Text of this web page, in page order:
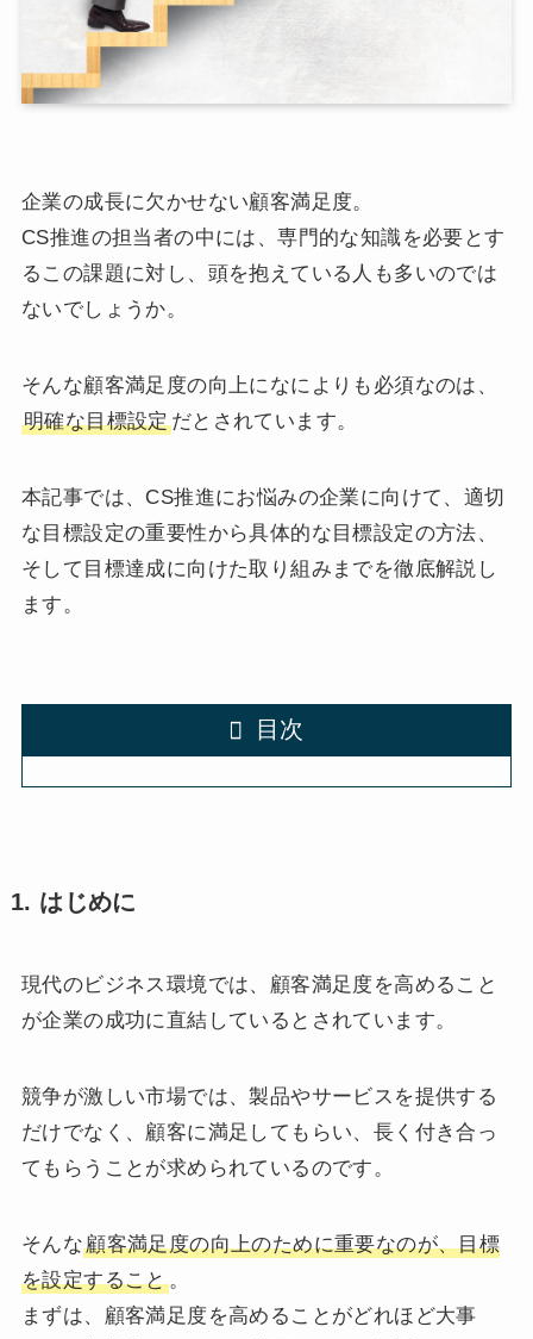
企業の成長に欠かせない顧客満足度。
CS推進の担当者の中には、専門的な知識を必要とす
るこの課題に対し、頭を抱えている人も多いのでは
ないでしょうか。
そんな顧客満足度の向上になによりも必須なのは、
明確な目標設定だとされています。
本記事では、CS推進にお悩みの企業に向けて、適切
な目標設定の重要性から具体的な目標設定の方法、
そして目標達成に向けた取り組みまでを徹底解説し
ます。
目次
1. はじめに
現代のビジネス環境では、顧客満足度を高めること
が企業の成功に直結しているとされています。
競争が激しい市場では、製品やサービスを提供する
だけでなく、顧客に満足してもらい、長く付き合っ
てもらうことが求められているのです。
そんな顧客満足度の向上のために重要なのが、目標
を設定すること。
まずは、顧客満足度を高めることがどれほど大事